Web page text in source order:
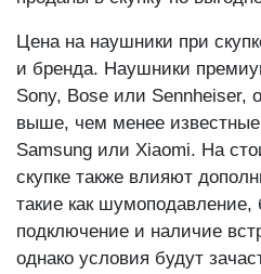
Цена на наушники при
и бренда. Наушники
Sony, Bose или Sennheiser,
выше, чем менее известные
Samsung или Xiaomi. На
скупке также влияют
такие как шумоподавление,
подключение и наличие
однако условия будут